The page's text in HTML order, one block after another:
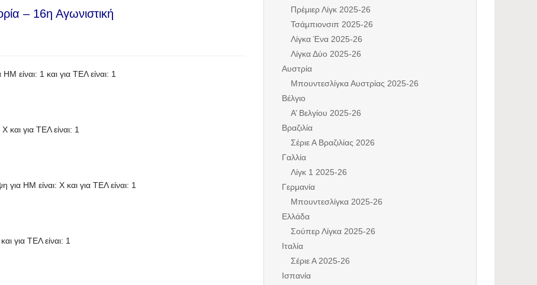
– 16η Αγωνιστική
είναι: 1 και για ΤΕΛ είναι: 1
και για ΤΕΛ είναι: 1
για HΜ είναι: X και για ΤΕΛ είναι: 1
για ΤΕΛ είναι: 1
Πρέμιερ Λίγκ 2025-26
Τσάμπιονσιπ 2025-26
Λίγκα Ένα 2025-26
Λίγκα Δύο 2025-26
Αυστρία
Μπουντεσλίγκα Αυστρίας 2025-26
Βέλγιο
Α’ Βελγίου 2025-26
Βραζιλία
Σέριε Α Βραζιλίας 2026
Γαλλία
Λίγκ 1 2025-26
Γερμανία
Μπουντεσλίγκα 2025-26
Ελλάδα
Σούπερ Λίγκα 2025-26
Ιταλία
Σέριε Α 2025-26
Ισπανία